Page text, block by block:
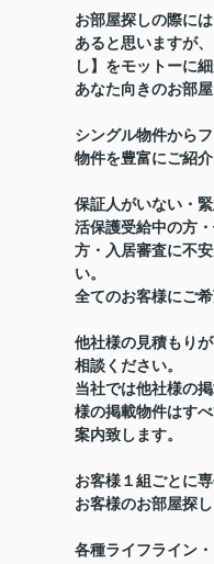
お部屋探しの際に
あると思いますが
し】をモットーに
あなた向きのお部
シングル物件から
物件を豊富にご紹介
保証人がいない・
活保護受給中の方
方・入居審査に不
い。
全てのお客様にご
他社様の見積もり
相談ください。
当社では他社様の
様の掲載物件はす
案内致します。
お客様１組ごとに
お客様のお部屋探
各種ライフライン